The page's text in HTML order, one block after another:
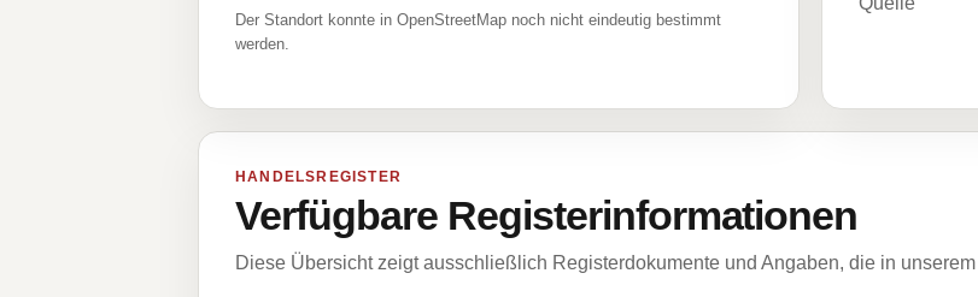
Der Standort konnte in OpenStreetMap noch nicht eindeutig bestimmt
werden.
HANDELSREGISTER
Verfügbare Registerinformationen
Diese Übersicht zeigt ausschließlich Registerdokumente und Angaben, die in